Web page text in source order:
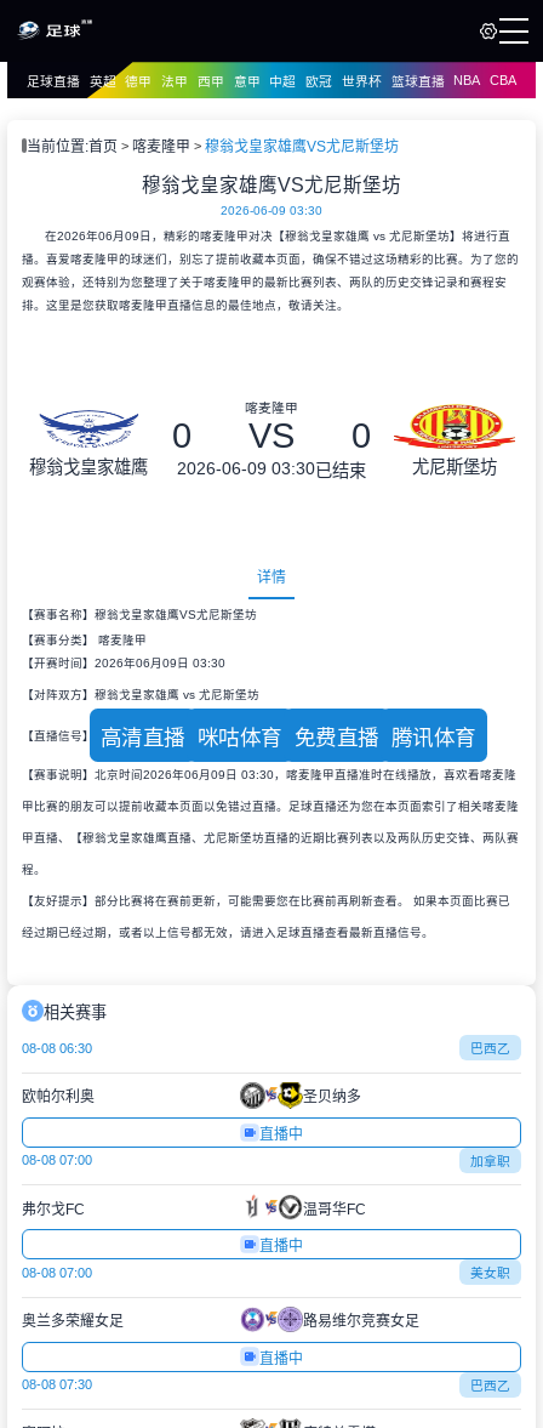
播
足球直播 英超 德甲 法甲 西甲 意甲 中超 欧冠 世界杯 篮球直播 NBA CBA
当前位置:首页 喀麦隆甲 穆翁戈皇家雄鹰VS尤尼斯堡坊
穆翁戈皇家雄鹰VS尤尼斯堡坊
2026-06-09 03:30
在2026年06月09日，精彩的喀麦隆甲对决【穆翁戈皇家雄鹰 vs 尤尼斯堡坊】将进行直
播。喜爱喀麦隆甲的球迷们，别忘了提前收藏本页面，确保不错过这场精彩的比赛。为了您的
观赛体验，还特别为您整理了关于喀麦隆甲的最新比赛列表、两队的历史交锋记录和赛程安
排。这里是您获取喀麦隆甲直播信息的最佳地点，敬请关注。
穆翁戈皇家雄鹰
喀麦隆甲
0 VS 0
2026-06-09 03:30已结束 尤尼斯堡坊
详情
【赛事名称】穆翁戈皇家雄鹰VS尤尼斯堡坊
【赛事分类】 喀麦隆甲
【开赛时间】2026年06月09日 03:30
【对阵双方】穆翁戈皇家雄鹰 vs 尤尼斯堡坊
【直播信号】 高清直播 咪咕体育 免费直播 腾讯体育
【赛事说明】北京时间2026年06月09日 03:30，喀麦隆甲直播准时在线播放，喜欢看喀麦隆
甲比赛的朋友可以提前收藏本页面以免错过直播。足球直播还为您在本页面索引了相关喀麦隆
甲直播、【穆翁戈皇家雄鹰直播、尤尼斯堡坊直播的近期比赛列表以及两队历史交锋、两队赛
程。
【友好提示】部分比赛将在赛前更新，可能需要您在比赛前再刷新查看。 如果本页面比赛已
经过期已经过期，或者以上信号都无效，请进入足球直播查看最新直播信号。
相关赛事
08-08 06:30 巴西乙
欧帕尔利奥 圣贝纳多
直播中
08-08 07:00 加拿职
弗尔戈FC 温哥华FC
直播中
08-08 07:00 美女职
奥兰多荣耀女足 路易维尔竞赛女足
直播中
08-08 07:30 巴西乙